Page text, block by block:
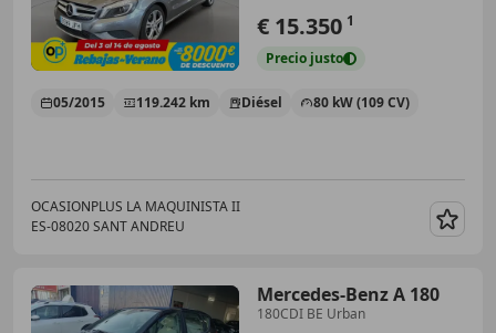
€ 15.350 1
Precio justo
05/2015 119.242 km Diésel 80 kW (109 CV)
OCASIONPLUS LA MAQUINISTA II
ES-08020 SANT ANDREU
Mercedes-Benz A 180
180CDI BE Urban